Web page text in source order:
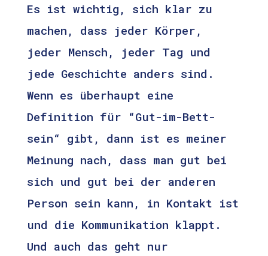
Es ist wichtig, sich klar zu
machen, dass jeder Körper,
jeder Mensch, jeder Tag und
jede Geschichte anders sind.
Wenn es überhaupt eine
Definition für “Gut-im-Bett-
sein“ gibt, dann ist es meiner
Meinung nach, dass man gut bei
sich und gut bei der anderen
Person sein kann, in Kontakt ist
und die Kommunikation klappt.
Und auch das geht nur